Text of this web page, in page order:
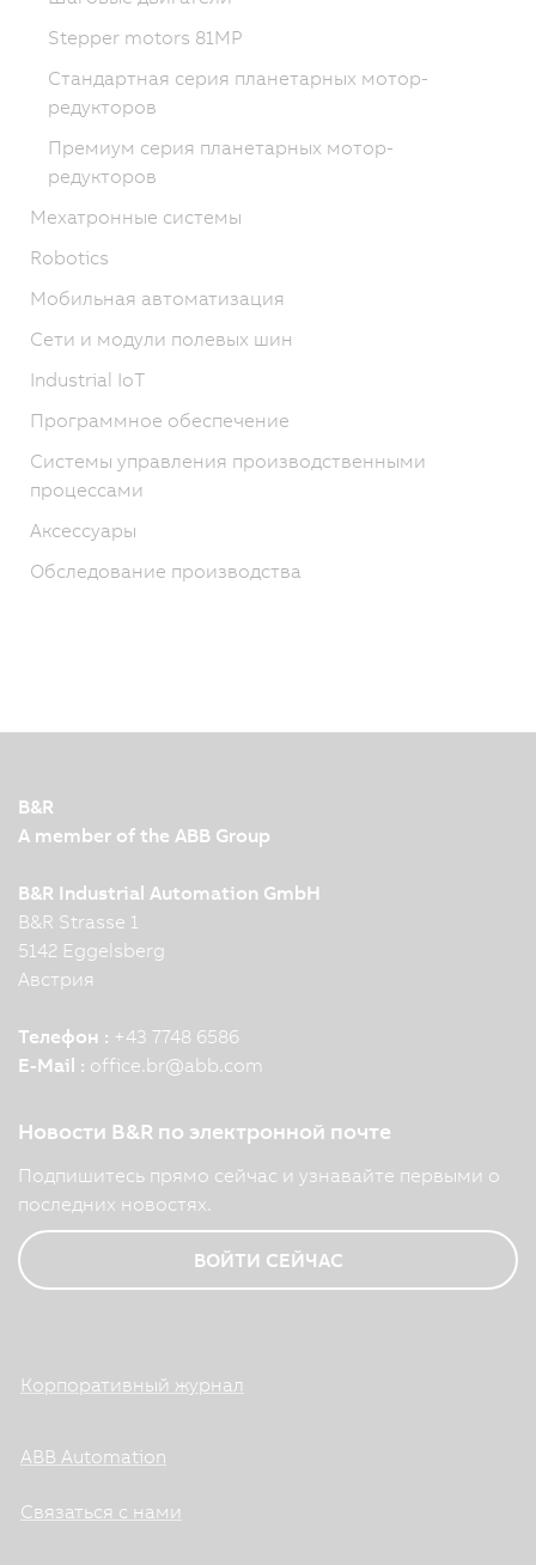
Stepper motors 81MP
Стандартная серия планетарных мотор-
редукторов
Премиум серия планетарных мотор-
редукторов
Мехатронные системы
Robotics
Мобильная автоматизация
Сети и модули полевых шин
Industrial IoT
Программное обеспечение
Системы управления производственными
процессами
Аксессуары
Обследование производства
B&R
A member of the ABB Group
B&R Industrial Automation GmbH
B&R Strasse 1
5142 Eggelsberg
Австрия
Телефон : +43 7748 6586
E-Mail : office.br@abb.com
Новости B&R по электронной почте
Подпишитесь прямо сейчас и узнавайте первыми о
последних новостях.
ВОЙТИ СЕЙЧАС
Корпоративный журнал
ABB Automation
Связаться с нами